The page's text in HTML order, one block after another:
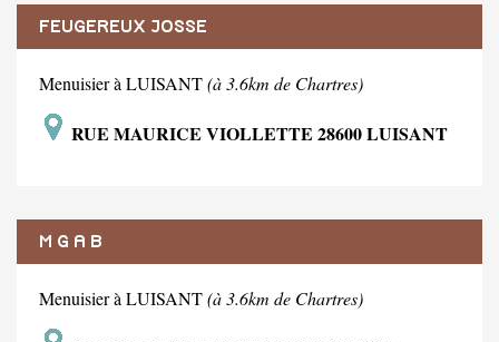
FEUGEREUX JOSSE
Menuisier à LUISANT(à 3.6km de Chartres)
RUE MAURICE VIOLLETTE 28600 LUISANT
M G A B
Menuisier à LUISANT(à 3.6km de Chartres)